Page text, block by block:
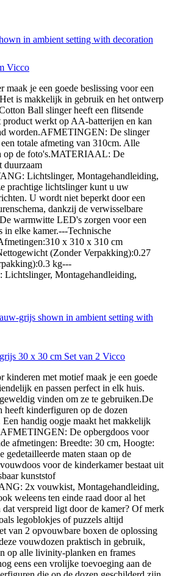
Vicco
maak je een goede beslissing voor een
is makkelijk in gebruik en het ontwerp
Ball slinger heeft een flitsende
werkt op AA-batterijen en kan
worden.AFMETINGEN: De slinger
totale afmeting van 310cm. Alle
op de foto's.MATERIAAL: De
duurzaam
Lichtslinger, Montagehandleiding,
prachtige lichtslinger kunt u uw
U wordt niet beperkt door een
dankzij de verwisselbare
warmwitte LED's zorgen voor een
in elke kamer.---Technische
x 310 x 310 cm
(Zonder Verpakking):0.27
kg---
Montagehandleiding,
30 x 30 cm Set van 2 Vicco
kinderen met motief maak je een goede
en passen perfect in elk huis.
vinden om ze te gebruiken.De
kinderfiguren op de dozen
Een handig oogje maakt het makkelijk
De opbergdoos voor
afmetingen: Breedte: 30 cm, Hoogte:
maten staan op de
voor de kinderkamer bestaat uit
kunststof
2x vouwkist, Montagehandleiding,
weleens ten einde raad door al het
dat verspreid ligt door de kamer? Of merk
legoblokjes of puzzels altijd
van 2 opvouwbare boxen de oplossing
vouwdozen praktisch in gebruik,
op alle livinity-planken en frames
eens een vrolijke toevoeging aan de